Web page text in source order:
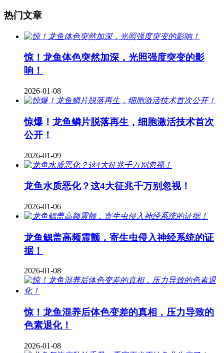
热门文章
惊！龙鱼体色突然加深，光照强度突变的影
响！
2026-01-08
惊爆！龙鱼鳞片脱落再生，细胞激活技术首次
公开！
2026-01-09
龙鱼水质恶化？这4大征兆千万别忽视！
2026-01-06
龙鱼鳃盖高频震颤，寄生虫侵入神经系统的证
据！
2026-01-08
惊！龙鱼混养后体色变差的真相，压力导致的
色素退化！
2026-01-08